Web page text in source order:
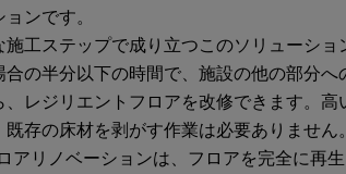
ンです。
工ステップで成り立つこのソリューショ
の半分以下の時間で、施設の他の部分へ
レジリエントフロアを改修できます。高
存の床材を剥がす作業は必要ありません。
アリノベーションは、フロアを完全に再生